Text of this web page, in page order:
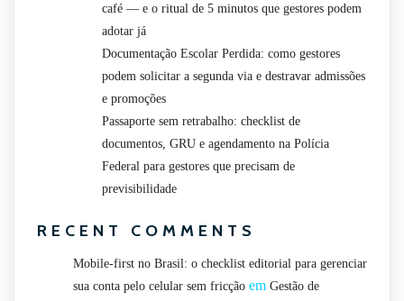
café — e o ritual de 5 minutos que gestores podem
adotar já
Documentação Escolar Perdida: como gestores
podem solicitar a segunda via e destravar admissões
e promoções
Passaporte sem retrabalho: checklist de
documentos, GRU e agendamento na Polícia
Federal para gestores que precisam de
previsibilidade
RECENT COMMENTS
Mobile-first no Brasil: o checklist editorial para gerenciar
sua conta pelo celular sem fricção em Gestão de